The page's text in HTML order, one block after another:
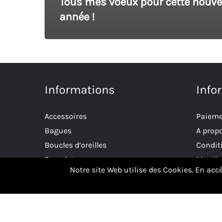
année !
Informations
Accessoires
Bagues
Boucles d’oreilles
Bracelets
Collections
A
Notre site Web utilise des Cookies. En